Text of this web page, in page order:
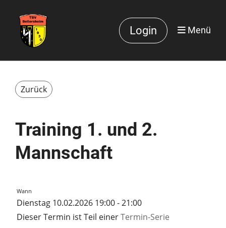
Login Menü
Zurück
Training 1. und 2.
Mannschaft
Wann
Dienstag 10.02.2026 19:00 - 21:00
Dieser Termin ist Teil einerTermin-Serie